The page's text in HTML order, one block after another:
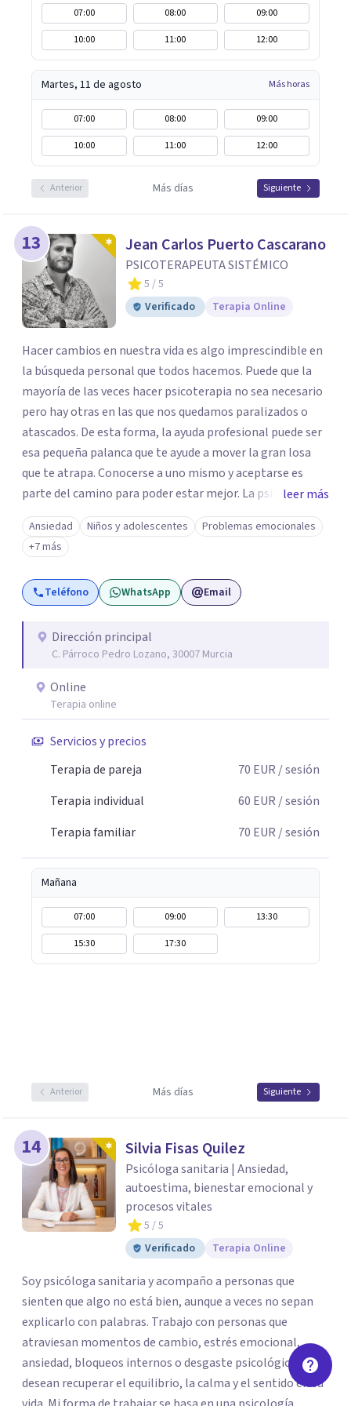
07:00 08:00
09:00
10:00
11:00 12:00
Martes, 11 de agosto Más horas
07:00 08:00
09:00
10:00
11:00 12:00
Anterior Más días Siguiente
13 Jean Carlos Puerto Cascarano
PSICOTERAPEUTA SISTÉMICO
5 / 5
Verificado
Terapia Online
Hacer cambios en nuestra vida es algo imprescindible en
la búsqueda personal que todos hacemos. Puede que la
mayoría de las veces hacer psicoterapia no sea necesario
pero hay otras en las que nos quedamos paralizados o
atascados. De esta forma, la ayuda profesional puede ser
esa pequeña palanca que te ayude a mover la gran losa
que te atrapa. Conocerse a uno mismo y aceptarse es
parte del camino para poder estar mejor. La psicoterapia
es una forma de colaboración en donde diálogo, además
de la confianza y el apoyo, es el camino para poder
identificar qué es lo que sucede, qué sentido tiene y cuales
son los pasos para el cambio. Además, creo que los
verdaderos cambios tienen que partir de uno mismo y mi
aquellas decisiones en tu vida que te puedan llevar a estar
mejor con lo que piensas y con lo que haces.
leer más
Ansiedad Niños y adolescentes
Problemas emocionales
+7 más
Teléfono WhatsApp Email
Dirección principal
C. Párroco Pedro Lozano, 30007 Murcia
Online
Terapia online
Servicios y precios
Terapia de pareja
70 EUR / sesión
Terapia individual
60 EUR / sesión
Terapia familiar
70 EUR / sesión
Mañana
07:00 09:00
13:30
15:30
17:30
Anterior Más días Siguiente
14 Silvia Fisas Quilez
Psicóloga sanitaria | Ansiedad,
autoestima, bienestar emocional y
procesos vitales
5 / 5
Verificado
Terapia Online
Soy psicóloga sanitaria y acompaño a personas que
sienten que algo no está bien, aunque a veces no sepan
explicarlo con palabras. Trabajo con personas que
atraviesan momentos de cambio, estrés emocional,
ansiedad, bloqueos internos o desgaste psicológico, y que
desean recuperar el equilibrio, la calma y el sentido en su